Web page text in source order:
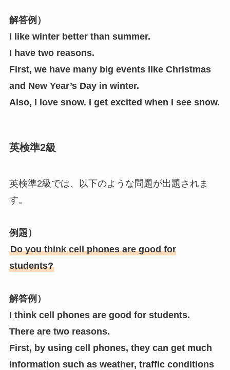
解答例）
I like winter better than summer.
I have two reasons.
First, we have many big events like Christmas
and New Year’s Day in winter.
Also, I love snow. I get excited when I see snow.
英検準2級
英検準2級では、以下のような問題が出題されま
す。
例題）
Do you think cell phones are good for
students?
解答例）
I think cell phones are good for students.
There are two reasons.
First, by using cell phones, they can get much
information such as weather, traffic conditions